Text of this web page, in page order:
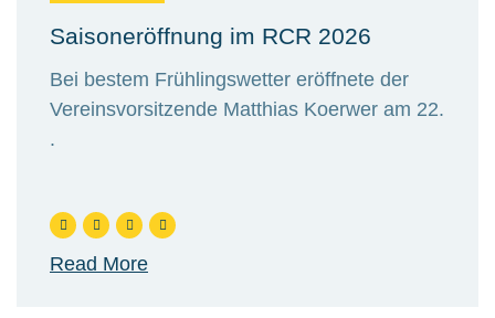
Saisoneröffnung im RCR 2026
Bei bestem Frühlingswetter eröffnete der
Vereinsvorsitzende Matthias Koerwer am 22.
.
Read More